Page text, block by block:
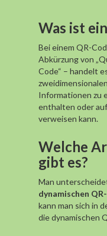
Was ist
Bei einem QR-
Abkürzung von
Code“ – handelt
Informationen zu
enthalten oder
verweisen kann.
Welche
gibt es?
Man
dynamischen
kann man sich in
die dynamischen